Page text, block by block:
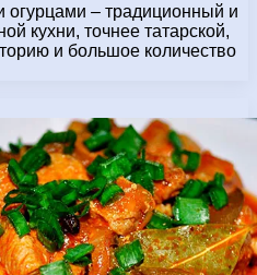
огурцами – традиционный и
кухни, точнее татарской,
и большое количество